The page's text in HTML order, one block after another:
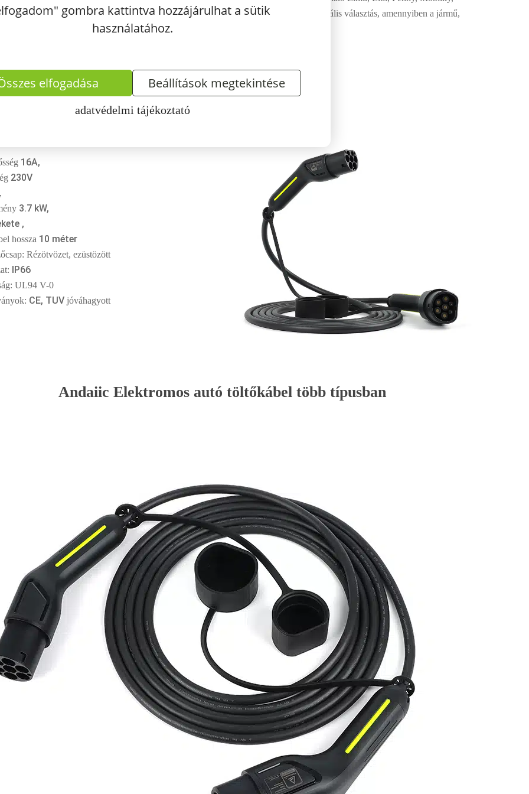
gombra kattintva hozzájárulhat a sütik
használatához.
elfogadása Beállítások megtekintése
adatvédelmi tájékoztató
EVDirect, szállodák, munkahelyek,Type 2 csatlakozó aljzatos töltőknél ) ideális választás, amennyiben a jármű,
szeretnénk az Type 2-es (Mennekes) csatlakozós
Töltőkábel műszaki adatok:
csatlakozó Type 2
16A,
230V
3.7 kW,
,
hossza 10 méter
Rézötvözet, ezüstözött
IP66
UL94 V-0
CE, TUVjóváhagyott
Andaiic Elektromos autó töltőkábel több típusban